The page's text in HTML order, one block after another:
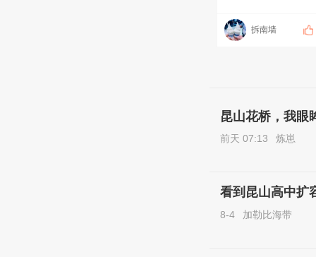
拆南墙
昆山花桥，我眼
前天 07:13 炼崽
看到昆山高中扩
8-4 加勒比海带